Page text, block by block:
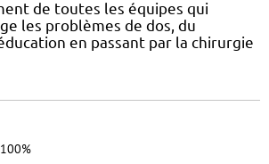
de toutes les équipes qui
les problèmes de dos, du
en passant par la chirurgie
100%